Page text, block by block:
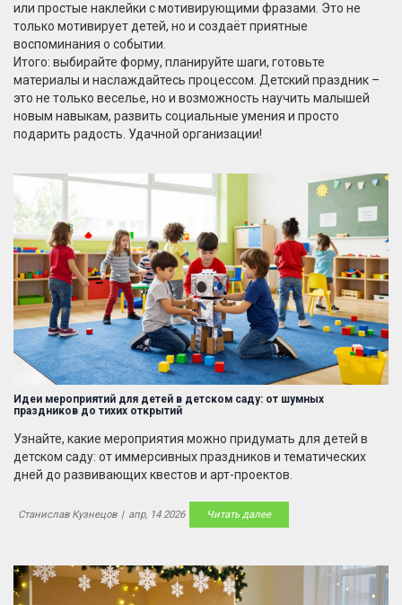
или простые наклейки с мотивирующими фразами. Это не
только мотивирует детей, но и создаёт приятные
воспоминания о событии.
Итого: выбирайте форму, планируйте шаги, готовьте
материалы и наслаждайтесь процессом. Детский праздник –
это не только веселье, но и возможность научить малышей
новым навыкам, развить социальные умения и просто
подарить радость. Удачной организации!
Идеи мероприятий для детей в детском саду: от шумных
праздников до тихих открытий
Узнайте, какие мероприятия можно придумать для детей в
детском саду: от иммерсивных праздников и тематических
дней до развивающих квестов и арт-проектов.
Станислав Кузнецов | апр, 14 2026 Читать далее